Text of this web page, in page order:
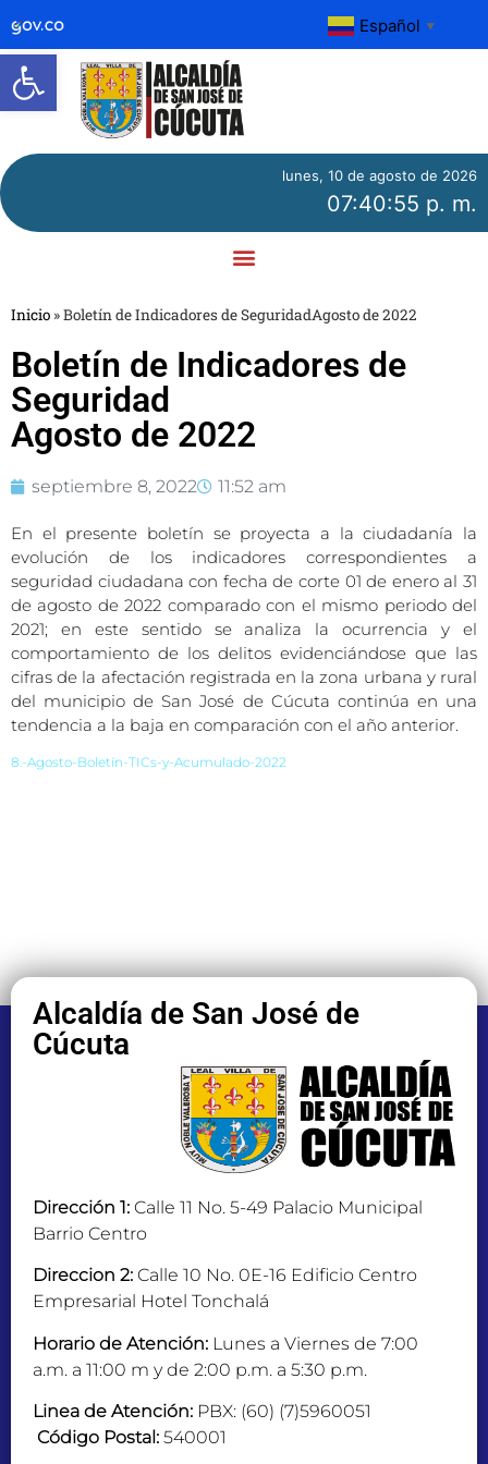
Abrir barra de herramientas
Español ▼
lunes, 10 de agosto de 2026
07:40:55 p. m.
Inicio »Boletín de Indicadores de SeguridadAgosto de 2022
Boletín de Indicadores de
Seguridad
Agosto de 2022
septiembre 8, 2022 11:52 am
En el presente boletín se proyecta a la ciudadanía la
evolución de los indicadores correspondientes a
seguridad ciudadana con fecha de corte 01 de enero al 31
de agosto de 2022 comparado con el mismo periodo del
2021; en este sentido se analiza la ocurrencia y el
comportamiento de los delitos evidenciándose que las
cifras de la afectación registrada en la zona urbana y rural
del municipio de San José de Cúcuta continúa en una
tendencia a la baja en comparación con el año anterior.
8.-Agosto-Boletín-TICs-y-Acumulado-2022
Alcaldía de San José de
Cúcuta
Dirección 1: Calle 11 No. 5-49 Palacio Municipal
Barrio Centro
Direccion 2: Calle 10 No. 0E-16 Edificio Centro
Empresarial Hotel Tonchalá
Horario de Atención: Lunes a Viernes de 7:00
a.m. a 11:00 m y de 2:00 p.m. a 5:30 p.m.
Linea de Atención: PBX: (60) (7)5960051
Código Postal: 540001